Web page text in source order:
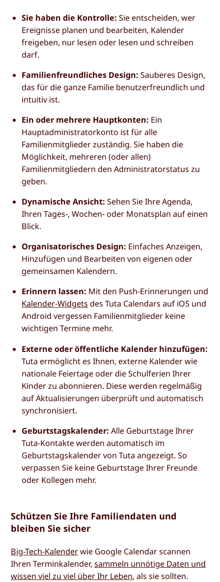
Sie haben die Kontrolle: Sie entscheiden, wer
Ereignisse planen und bearbeiten, Kalender
freigeben, nur lesen oder lesen und schreiben
darf.
Familienfreundliches Design: Sauberes Design,
das für die ganze Familie benutzerfreundlich und
intuitiv ist.
Ein oder mehrere Hauptkonten: Ein
Hauptadministratorkonto ist für alle
Familienmitglieder zuständig. Sie haben die
Möglichkeit, mehreren (oder allen)
Familienmitgliedern den Administratorstatus zu
geben.
Dynamische Ansicht: Sehen Sie Ihre Agenda,
Ihren Tages-, Wochen- oder Monatsplan auf einen
Blick.
Organisatorisches Design: Einfaches Anzeigen,
Hinzufügen und Bearbeiten von eigenen oder
gemeinsamen Kalendern.
Erinnern lassen: Mit den Push-Erinnerungen und
Kalender-Widgets des Tuta Calendars auf iOS und
Android vergessen Familienmitglieder keine
wichtigen Termine mehr.
Externe oder öffentliche Kalender hinzufügen:
Tuta ermöglicht es Ihnen, externe Kalender wie
nationale Feiertage oder die Schulferien Ihrer
Kinder zu abonnieren. Diese werden regelmäßig
auf Aktualisierungen überprüft und automatisch
synchronisiert.
Geburtstagskalender: Alle Geburtstage Ihrer
Tuta-Kontakte werden automatisch im
Geburtstagskalender von Tuta angezeigt. So
verpassen Sie keine Geburtstage Ihrer Freunde
oder Kollegen mehr.
Schützen Sie Ihre Familiendaten und
bleiben Sie sicher
Big-Tech-Kalenderwie Google Calendar scannen
Ihren Terminkalender,sammeln unnötige Daten und
wissen viel zu viel über Ihr Leben, als sie sollten.